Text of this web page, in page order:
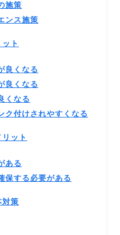
施策
ンス施策
ト
良くなる
良くなる
くなる
ク付けされやすくなる
ット
ある
保する必要がある
対策